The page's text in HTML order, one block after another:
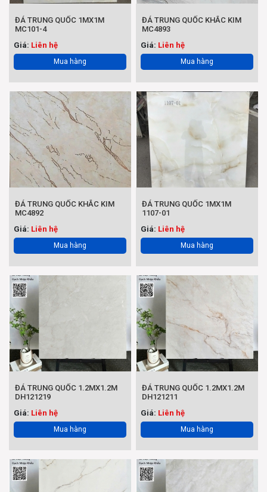
ĐÁ TRUNG QUỐC 1MX1M
MC101-4
Giá: Liên hệ
Mua hàng
ĐÁ TRUNG QUỐC KHẮC KIM
MC4893
Giá: Liên hệ
Mua hàng
ĐÁ TRUNG QUỐC KHẮC KIM
MC4892
Giá: Liên hệ
Mua hàng
ĐÁ TRUNG QUỐC 1MX1M
1107-01
Giá: Liên hệ
Mua hàng
ĐÁ TRUNG QUỐC 1.2MX1.2M
DH121219
Giá: Liên hệ
Mua hàng
ĐÁ TRUNG QUỐC 1.2MX1.2M
DH121211
Giá: Liên hệ
Mua hàng